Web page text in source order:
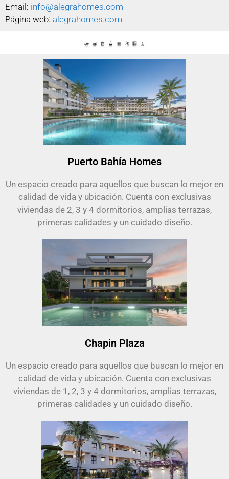
Email: info@alegrahomes.com
Página web: alegrahomes.com
Puerto Bahía Homes
Un espacio creado para aquellos que buscan lo mejor en
calidad de vida y ubicación. Cuenta con exclusivas
viviendas de 2, 3 y 4 dormitorios, amplias terrazas,
primeras calidades y un cuidado diseño.
Chapin Plaza
Un espacio creado para aquellos que buscan lo mejor en
calidad de vida y ubicación. Cuenta con exclusivas
viviendas de 1, 2, 3 y 4 dormitorios, amplias terrazas,
primeras calidades y un cuidado diseño.